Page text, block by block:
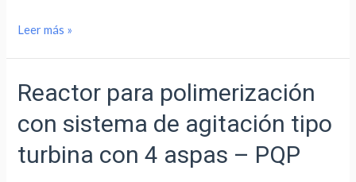
Leer más »
Reactor para polimerización
con sistema de agitación tipo
turbina con 4 aspas – PQP